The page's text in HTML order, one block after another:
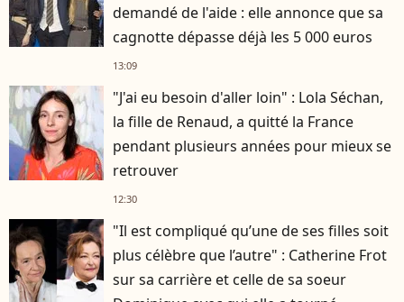
demandé de l'aide : elle annonce que sa
cagnotte dépasse déjà les 5 000 euros
13:09
"J'ai eu besoin d'aller loin" : Lola Séchan,
la fille de Renaud, a quitté la France
pendant plusieurs années pour mieux se
retrouver
12:30
"Il est compliqué qu’une de ses filles soit
plus célèbre que l’autre" : Catherine Frot
sur sa carrière et celle de sa soeur